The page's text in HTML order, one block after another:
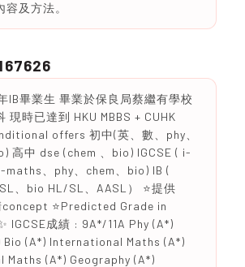
及方法。
IB畢業生 畢業於保良局蔡繼有學校
現時已達到 HKU MBBS + CUHK
offers 初中(英、數、phy、
高中 dse (chem 、bio) IGCSE ( i-
maths、phy、chem、bio) IB (
、bio HL/SL、AASL） ⭐️提供
concept ⭐️Predicted Grade in
IGCSE成績 : 9A*/11A Phy (A*)
Bio (A*) International Maths (A*)
Maths (A*) Geography (A*)